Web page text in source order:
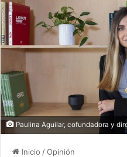
Paulina Aguilar, cofundadora y
Inicio /Opinión